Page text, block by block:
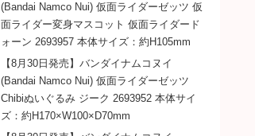
(Bandai Namco Nui) 仮面ライダーゼッツ 仮
面ライダー変身マスコット 仮面ライダード
ォーン 2693957 本体サイズ：約H105mm
【8月30日発売】バンダイナムコヌイ
(Bandai Namco Nui) 仮面ライダーゼッツ
Chibiぬいぐるみ ジーク 2693952 本体サイ
ズ：約H170×W100×D70mm